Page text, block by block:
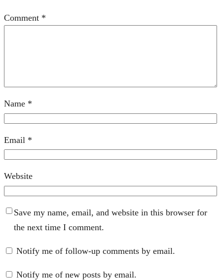
Comment *
Name *
Email *
Website
Save my name, email, and website in this browser for
the next time I comment.
Notify me of follow-up comments by email.
Notify me of new posts by email.